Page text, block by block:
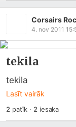
Corsairs
4. nov 2011
tekila
tekila
Lasīt vairāk
2 patīk · 2 iesaka